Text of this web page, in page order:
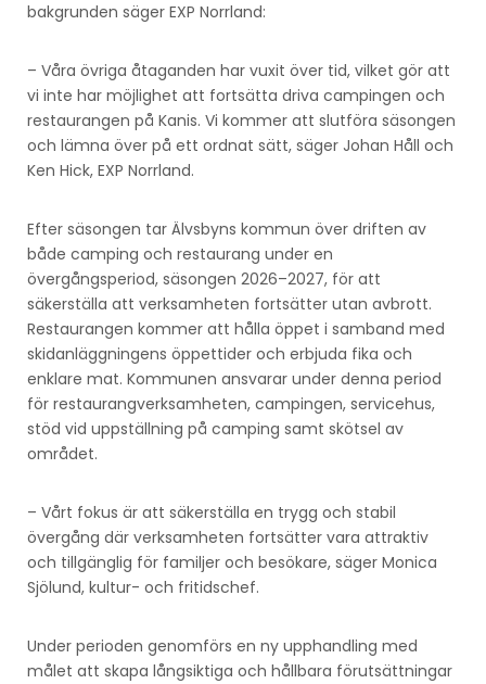
bakgrunden säger EXP Norrland:
– Våra övriga åtaganden har vuxit över tid, vilket gör att
vi inte har möjlighet att fortsätta driva campingen och
restaurangen på Kanis. Vi kommer att slutföra säsongen
och lämna över på ett ordnat sätt, säger Johan Håll och
Ken Hick, EXP Norrland.
Efter säsongen tar Älvsbyns kommun över driften av
både camping och restaurang under en
övergångsperiod, säsongen 2026–2027, för att
säkerställa att verksamheten fortsätter utan avbrott.
Restaurangen kommer att hålla öppet i samband med
skidanläggningens öppettider och erbjuda fika och
enklare mat. Kommunen ansvarar under denna period
för restaurangverksamheten, campingen, servicehus,
stöd vid uppställning på camping samt skötsel av
området.
– Vårt fokus är att säkerställa en trygg och stabil
övergång där verksamheten fortsätter vara attraktiv
och tillgänglig för familjer och besökare, säger Monica
Sjölund, kultur- och fritidschef.
Under perioden genomförs en ny upphandling med
målet att skapa långsiktiga och hållbara förutsättningar